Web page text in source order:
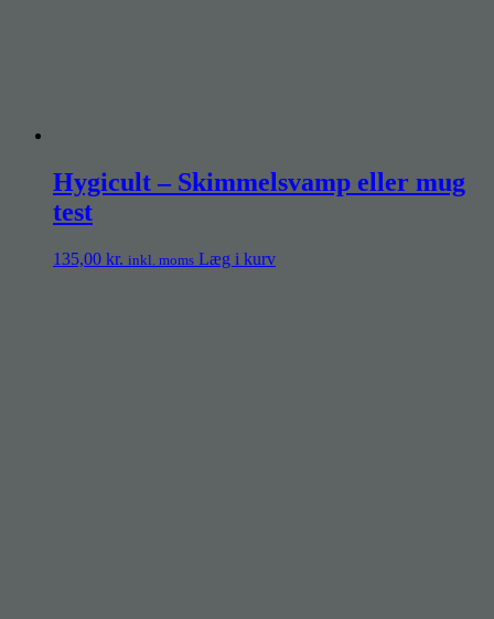
Hygicult – Skimmelsvamp eller mug
test
135,00 kr. inkl. moms Læg i kurv